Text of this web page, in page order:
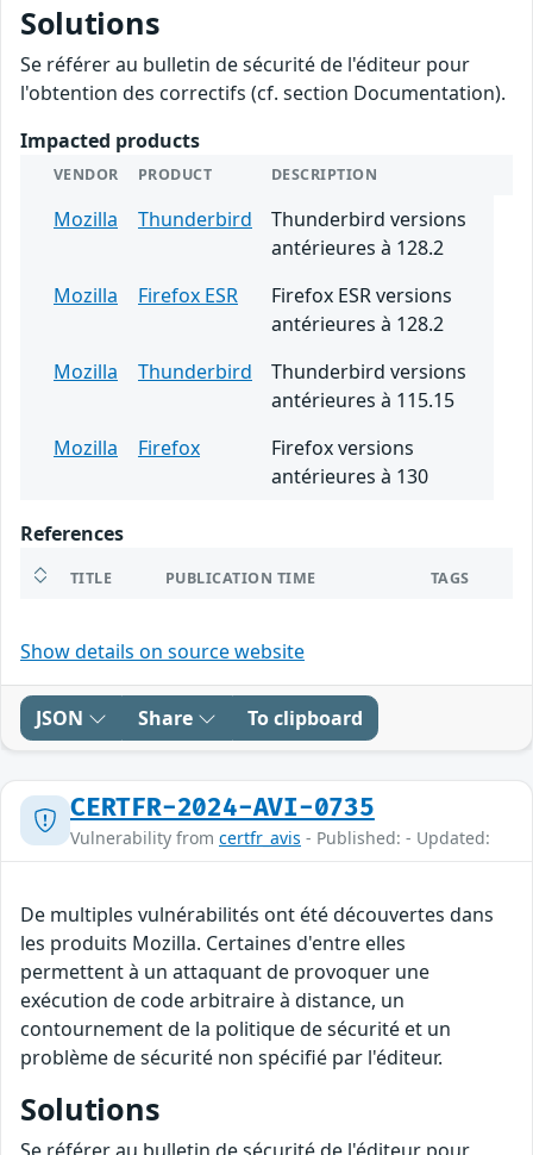
Solutions
Se référer au bulletin de sécurité de l'éditeur pour
l'obtention des correctifs (cf. section Documentation).
Impacted products
VENDOR PRODUCT DESCRIPTION
Mozilla Thunderbird
Thunderbird versions
antérieures à 128.2
Mozilla
Firefox ESR
Firefox ESR versions
antérieures à 128.2
Mozilla
Thunderbird
Thunderbird versions
antérieures à 115.15
Mozilla
Firefox
Firefox versions
antérieures à 130
References
TITLE PUBLICATION TIME TAGS
Show details on source website
JSON Share To clipboard
CERTFR-2024-AVI-0735
Vulnerability from certfr_avis - Published: - Updated:
De multiples vulnérabilités ont été découvertes dans
les produits Mozilla. Certaines d'entre elles
permettent à un attaquant de provoquer une
exécution de code arbitraire à distance, un
contournement de la politique de sécurité et un
problème de sécurité non spécifié par l'éditeur.
Solutions
Se référer au bulletin de sécurité de l'éditeur pour